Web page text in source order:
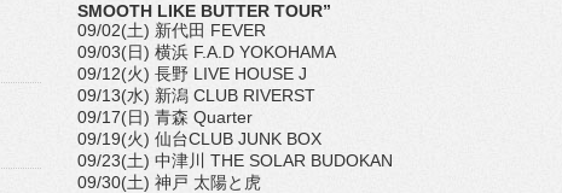
SMOOTH LIKE BUTTER TOUR”
09/02(土) 新代田 FEVER
09/03(日) 横浜 F.A.D YOKOHAMA
09/12(火) 長野 LIVE HOUSE J
09/13(水) 新潟 CLUB RIVERST
09/17(日) 青森 Quarter
09/19(火) 仙台CLUB JUNK BOX
09/23(土) 中津川 THE SOLAR BUDOKAN
09/30(土) 神戸 太陽と虎